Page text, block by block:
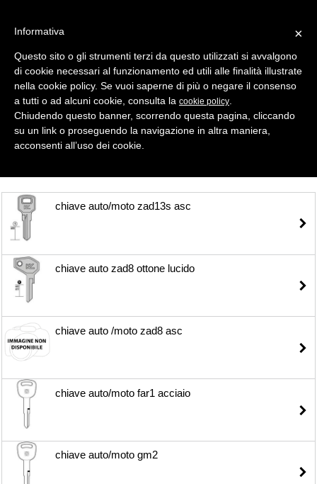
Selezione
CHIAVI AUTO > CHIAVI AUTO/MOTO
chiave auto/moto zad13s asc
chiave auto zad8 ottone lucido
chiave auto /moto zad8 asc
chiave auto/moto far1 acciaio
chiave auto/moto gm2
×
Informativa
Questo sito o gli strumenti terzi da questo utilizzati si avvalgono
di cookie necessari al funzionamento ed utili alle finalità illustrate
nella cookie policy. Se vuoi saperne di più o negare il consenso
a tutti o ad alcuni cookie, consulta la cookie policy
Chiudendo questo banner, scorrendo questa pagina, cliccando
su un link o proseguendo la navigazione in altra maniera,
acconsenti all’uso dei cookie.